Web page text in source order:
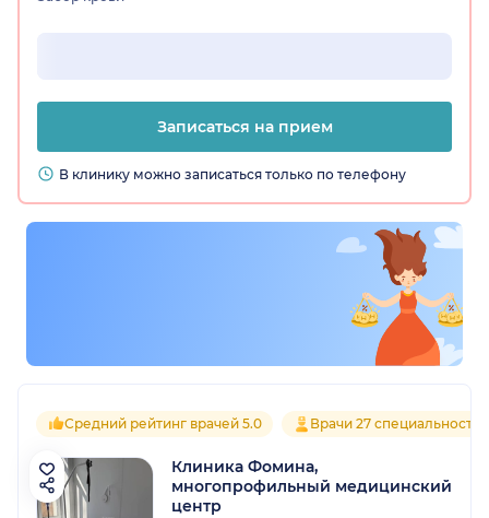
Записаться на прием
В клинику можно записаться только по телефону
Средний рейтинг врачей 5.0 Врачи 27 специальностей
Клиника Фомина,
многопрофильный медицинский
центр